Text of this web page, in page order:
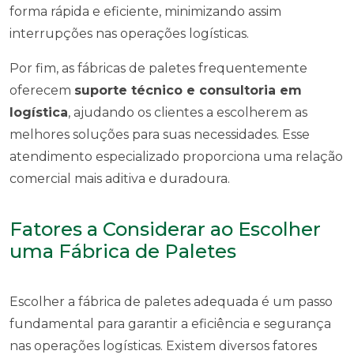
forma rápida e eficiente, minimizando assim
interrupções nas operações logísticas.
Por fim, as fábricas de paletes frequentemente
oferecem suporte técnico e consultoria em
logística, ajudando os clientes a escolherem as
melhores soluções para suas necessidades. Esse
atendimento especializado proporciona uma relação
comercial mais aditiva e duradoura.
Fatores a Considerar ao Escolher
uma Fábrica de Paletes
Escolher a fábrica de paletes adequada é um passo
fundamental para garantir a eficiência e segurança
nas operações logísticas. Existem diversos fatores